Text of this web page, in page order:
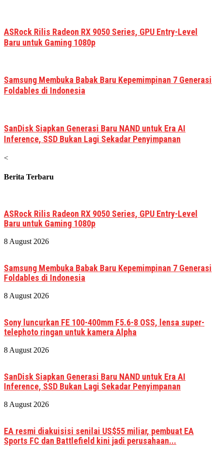
ASRock Rilis Radeon RX 9050 Series, GPU Entry-Level
Baru untuk Gaming 1080p
Samsung Membuka Babak Baru Kepemimpinan 7 Generasi
Foldables di Indonesia
SanDisk Siapkan Generasi Baru NAND untuk Era AI
Inference, SSD Bukan Lagi Sekadar Penyimpanan
<
Berita Terbaru
ASRock Rilis Radeon RX 9050 Series, GPU Entry-Level
Baru untuk Gaming 1080p
8 August 2026
Samsung Membuka Babak Baru Kepemimpinan 7 Generasi
Foldables di Indonesia
8 August 2026
Sony luncurkan FE 100-400mm F5.6-8 OSS, lensa super-
telephoto ringan untuk kamera Alpha
8 August 2026
SanDisk Siapkan Generasi Baru NAND untuk Era AI
Inference, SSD Bukan Lagi Sekadar Penyimpanan
8 August 2026
EA resmi diakuisisi senilai US$55 miliar, pembuat EA
Sports FC dan Battlefield kini jadi perusahaan...